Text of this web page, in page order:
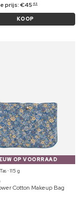
prijs:€45 49
KOOP
OP VOORRAAD
⋅ 115 g
Cotton Makeup Bag